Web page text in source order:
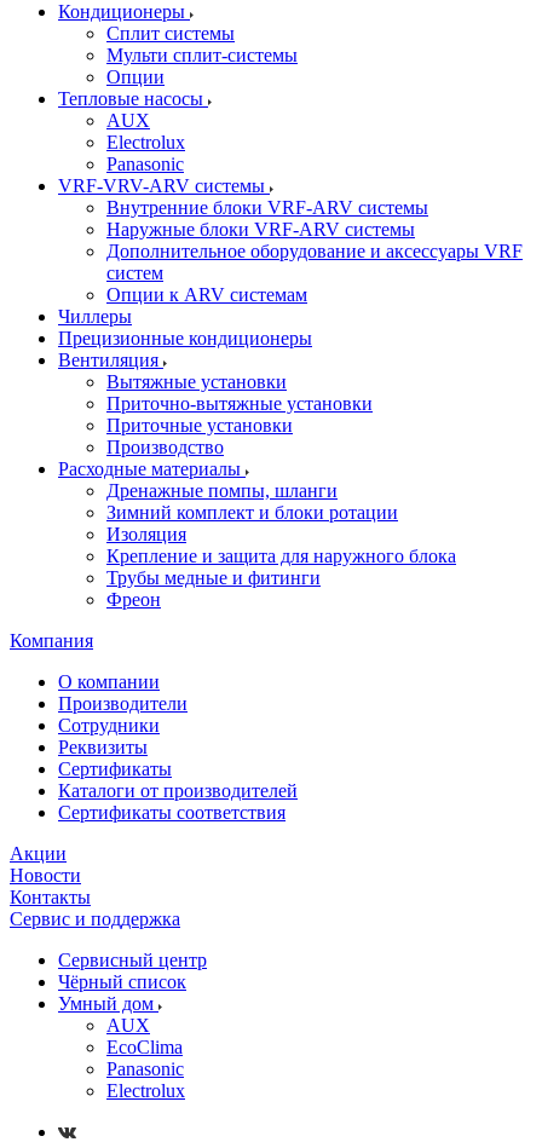
Кондиционеры
Сплит системы
Мульти сплит-системы
Опции
Тепловые насосы
AUX
Electrolux
Panasonic
VRF-VRV-ARV системы
Внутренние блоки VRF-ARV системы
Наружные блоки VRF-ARV системы
Дополнительное оборудование и аксессуары VRF
систем
Опции к ARV системам
Чиллеры
Прецизионные кондиционеры
Вентиляция
Вытяжные установки
Приточно-вытяжные установки
Приточные установки
Производство
Расходные материалы
Дренажные помпы, шланги
Зимний комплект и блоки ротации
Изоляция
Крепление и защита для наружного блока
Трубы медные и фитинги
Фреон
Компания
О компании
Производители
Сотрудники
Реквизиты
Сертификаты
Каталоги от производителей
Сертификаты соответствия
Акции
Новости
Контакты
Сервис и поддержка
Сервисный центр
Чёрный список
Умный дом
AUX
EcoClima
Panasonic
Electrolux